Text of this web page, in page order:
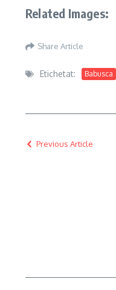
Related Images:
Share Article
Etichetat: Babusca
Previous Article